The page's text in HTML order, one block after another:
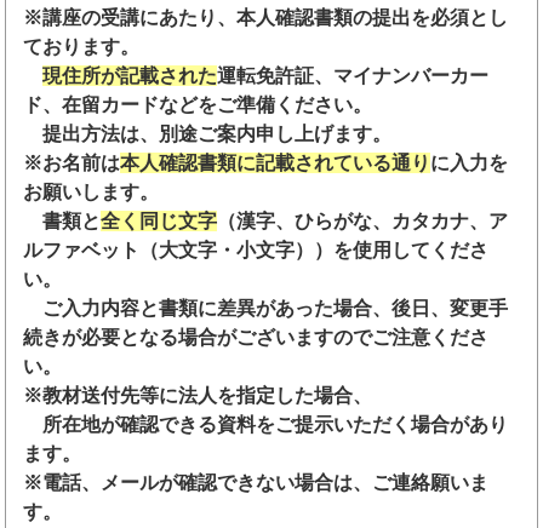
※講座の受講にあたり、本人確認書類の提出を必須とし
ております。
現住所が記載された運転免許証、マイナンバーカー
ド、在留カードなどをご準備ください。
提出方法は、別途ご案内申し上げます。
※お名前は本人確認書類に記載されている通り に入力を
お願いします。
書類と全く同じ文字 （漢字、ひらがな、カタカナ、ア
ルファベット（大文字・小文字））を使用してくださ
い。
ご入力内容と書類に差異があった場合、後日、変更手
続きが必要となる場合がございますのでご注意くださ
い。
※教材送付先等に法人を指定した場合、
所在地が確認できる資料をご提示いただく場合があり
ます。
※電話、メールが確認できない場合は、ご連絡願いま
す。